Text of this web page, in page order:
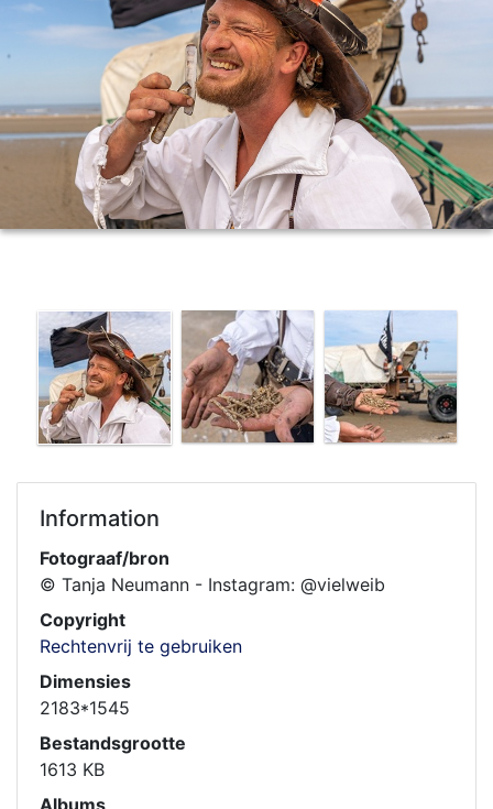
Information
Fotograaf/bron
© Tanja Neumann - Instagram: @vielweib
Copyright
Rechtenvrij te gebruiken
Dimensies
2183*1545
Bestandsgrootte
1613 KB
Albums